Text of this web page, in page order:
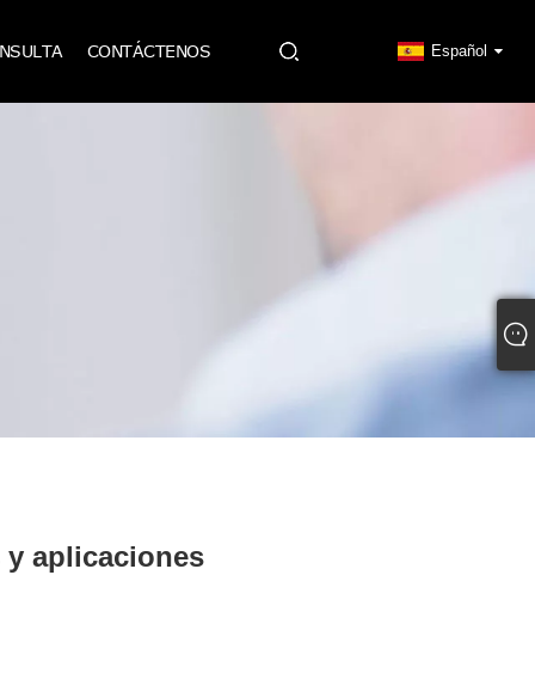
CONTÁCTENOS Español
aplicaciones